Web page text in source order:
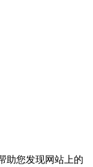
助您发现网站上的